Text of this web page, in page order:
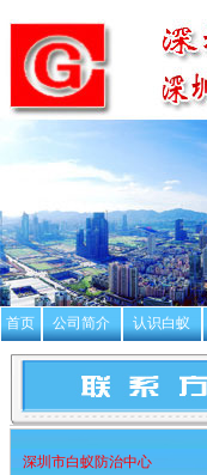
首页 公司简介 认识白蚁
深圳市白蚁防治中心